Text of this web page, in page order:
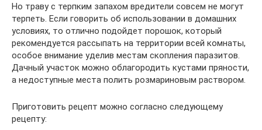
Но траву с терпким запахом вредители совсем не могут
терпеть. Если говорить об использовании в домашних
условиях, то отлично подойдет порошок, который
рекомендуется рассыпать на территории всей комнаты,
особое внимание уделив местам скопления паразитов.
Дачный участок можно облагородить кустами пряности,
а недоступные места полить розмариновым раствором.
Приготовить рецепт можно согласно следующему
рецепту: